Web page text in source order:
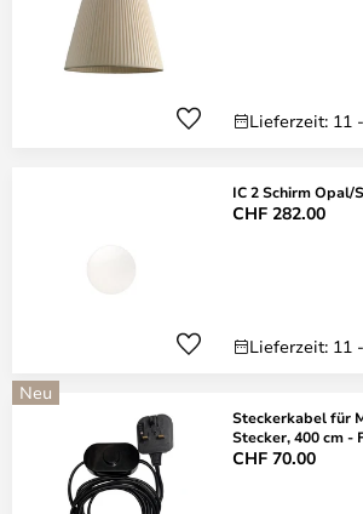
Lieferzeit: 11
IC 2 Schirm Opal/
CHF 282.00
Lieferzeit: 11
Neu
Steckerkabel für
Stecker, 400 cm -
CHF 70.00